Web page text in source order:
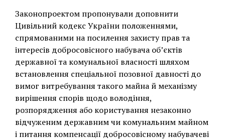
Законопроектом пропонували доповнити
Цивільний кодекс України положеннями,
спрямованими на посилення захисту прав та
інтересів добросовісного набувача об’єктів
державної та комунальної власності шляхом
встановлення спеціальної позовної давності до
вимог витребування такого майна й механізму
вирішення спорів щодо володіння,
розпорядження або користування незаконно
відчуженим державним чи комунальним майном
і питання компенсації добросовісному набувачеві